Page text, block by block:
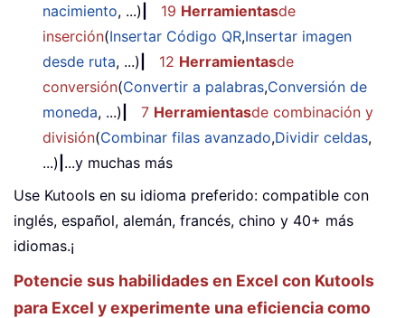
nacimiento, ...) 19 Herramientasde
inserción(Insertar Código QR,Insertar imagen
desde ruta, ...) 12 Herramientasde
conversión(Convertir a palabras,Conversión de
moneda, ...) 7 Herramientasde combinación y
división(Combinar filas avanzado,Dividir celdas,
...) ...y muchas más
Use Kutools en su idioma preferido: compatible con
inglés, español, alemán, francés, chino y 40+ más
idiomas.¡
Potencie sus habilidades en Excel con Kutools
para Excel y experimente una eficiencia como